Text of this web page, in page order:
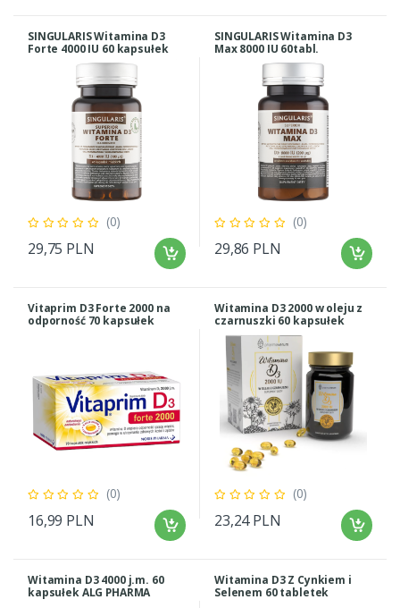
SINGULARIS Witamina D3
Forte 4000 IU 60 kapsułek
(0)
29,75 PLN
SINGULARIS Witamina D3
Max 8000 IU 60tabl.
(0)
29,86 PLN
Vitaprim D3 Forte 2000 na
odporność 70 kapsułek
(0)
16,99 PLN
Witamina D3 2000 w oleju z
czarnuszki 60 kapsułek
(0)
23,24 PLN
Witamina D3 4000 j.m. 60
kapsułek ALG PHARMA
Witamina D3 Z Cynkiem i
Selenem 60 tabletek